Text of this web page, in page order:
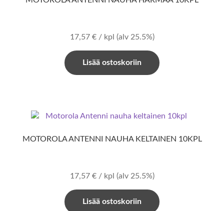
17,57 €/ kpl (alv 25.5%)
Lisää ostoskoriin
MOTOROLA ANTENNI NAUHA KELTAINEN 10KPL
17,57 €/ kpl (alv 25.5%)
Lisää ostoskoriin